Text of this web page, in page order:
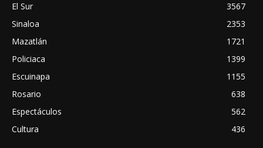
El Sur
3567
Sinaloa
2353
Mazatlán
1721
Policiaca
1399
Escuinapa
1155
Rosario
638
Espectáculos
562
Cultura
436